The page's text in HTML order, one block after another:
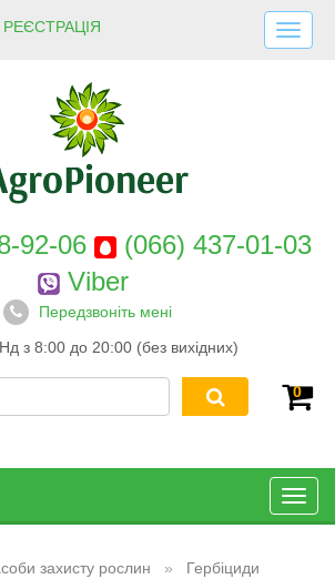
РЕЄСТРАЦІЯ
ДОСТАВКА І ОПЛАТА
ПРО НАС
ГАРАНТІЇ
КОНТАКТИ
92-06
(066) 437-01-03
Viber
Передзвоніть мені
з 8:00 до 20:00 (без вихідних)
0
захисту рослин
Гербіциди